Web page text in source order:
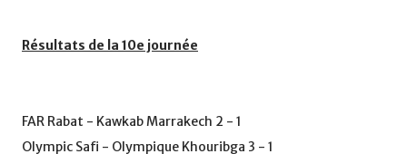
Résultats de la 10e journée
FAR Rabat - Kawkab Marrakech 2 - 1
Olympic Safi - Olympique Khouribga 3 - 1